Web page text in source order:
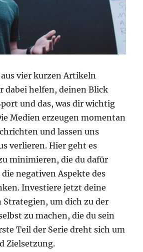
vier kurzen Artikeln
dabei helfen, deinen Blick
und das, was dir wichtig
Medien erzeugen momentan
und lassen uns
verlieren. Hier geht es
minimieren, die du dafür
negativen Aspekte des
Investiere jetzt deine
um dich zu der
zu machen, die du sein
Teil der Serie dreht sich um
Zielsetzung.